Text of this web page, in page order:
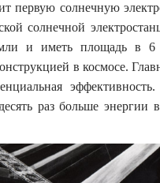
первую солнечную
солнечной
и иметь площадь в
в космосе.
раз больше